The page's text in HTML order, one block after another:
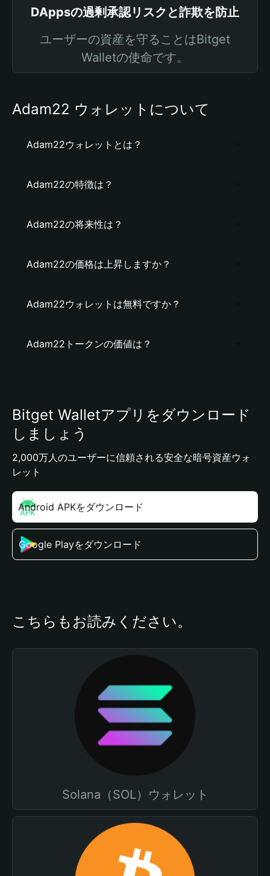
DAppsの過剰承認リスクと詐欺を防止
ユーザーの資産を守ることはBitget
Walletの使命です。
Adam22 ウォレットについて
Adam22ウォレットとは？
Adam22の特徴は？
Adam22の将来性は？
Adam22の価格は上昇しますか？
Adam22ウォレットは無料ですか？
Adam22トークンの価値は？
Bitget Walletアプリをダウンロード
しましょう
2,000万人のユーザーに信頼される安全な暗号資産ウォ
レット
Android APKをダウンロード
Google Playをダウンロード
こちらもお読みください。
Solana（SOL）ウォレット